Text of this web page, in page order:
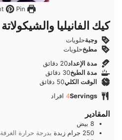
Pin
كيك الفانيليا والشيكولاتة
وجبةحلويات
مطبخحلويات
مدة الإعداد20 دقائق
دقائق
مدة الطبخ30 دقائق
دقائق
الوقت الكلي50 دقائق
دقائق
Servings
4 افراد
المقادير
8 بيض
250 جرام زبدة بدرجة حرارة الغرفة